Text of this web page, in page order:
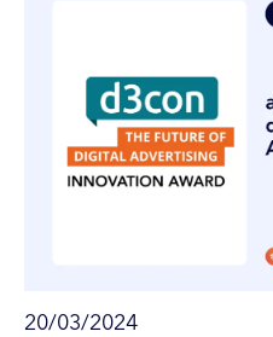
20/03/2024